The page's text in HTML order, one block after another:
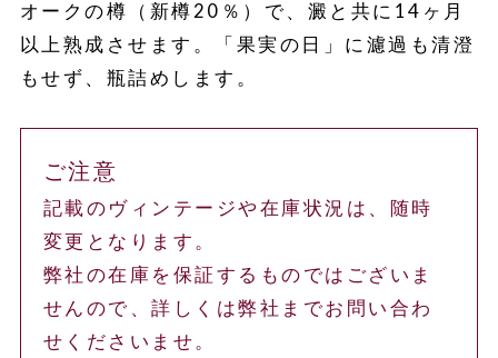
オークの樽（新樽20％）で、澱と共に14ヶ月
以上熟成させます。「果実の日」に濾過も清澄
もせず、瓶詰めします。
ご注意
記載のヴィンテージや在庫状況は、随時
変更となります。
弊社の在庫を保証するものではございま
せんので、詳しくは弊社までお問い合わ
せくださいませ。